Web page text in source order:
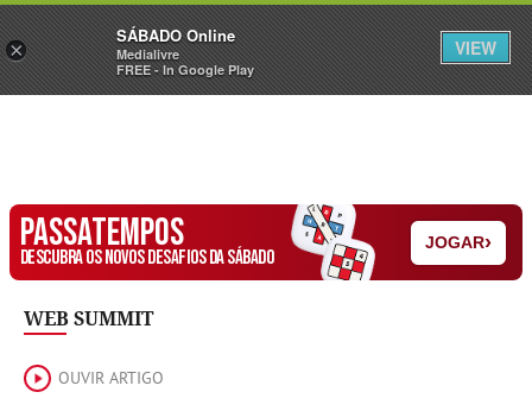
Sábado Assine Iniciar Sessão
PASSATEMPOS
DESCUBRA OS NOVOS DESAFIOS DA SÁBADO
JOGAR›
WEB SUMMIT
OUVIR ARTIGO
×
SÁBADO Online
Medialivre
FREE - In Google Play
VIEW